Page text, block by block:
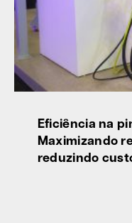
Eficiência na
Maximizando
reduzindo